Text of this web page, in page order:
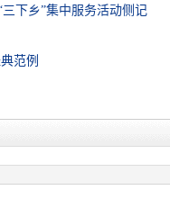
下乡”集中服务活动侧记
范例